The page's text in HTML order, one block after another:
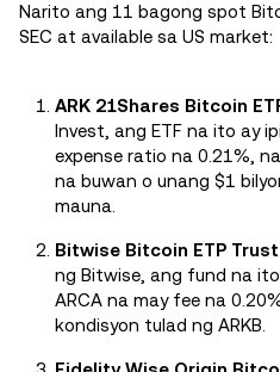
Narito ang 11 bagong spot
SEC at available sa US market:
ARK 21Shares Bitcoin
Invest, ang ETF na ito ay
expense ratio na 0.21%,
na buwan o unang $1
mauna.
Bitwise Bitcoin ETP Trust
ng Bitwise, ang fund na
ARCA na may fee na
kondisyon tulad ng ARKB.